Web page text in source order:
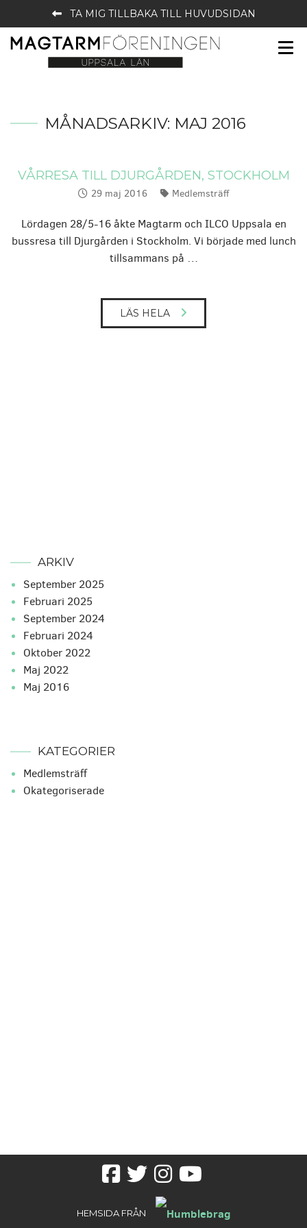
TA MIG TILLBAKA TILL HUVUDSIDAN
MÅNADSARKIV: MAJ 2016
VÅRRESA TILL DJURGÅRDEN, STOCKHOLM
Publicerat:
29 maj 2016 Kategorier:
Medlemsträff
Lördagen 28/5-16 åkte Magtarm och ILCO Uppsala en
bussresa till Djurgården i Stockholm. Vi började med lunch
tillsammans på …
LÄS HELA
ARKIV
september 2025
februari 2025
september 2024
februari 2024
oktober 2022
maj 2022
maj 2016
KATEGORIER
Medlemsträff
Okategoriserade
FacebookTwitterInstagramyoutube
HEMSIDA FRÅN